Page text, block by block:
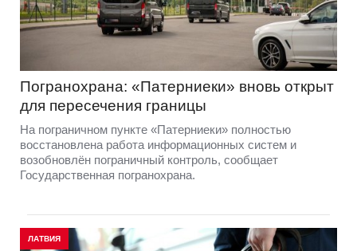
Погранохрана: «Патерниеки» вновь открыт
для пересечения границы
На пограничном пункте «Патерниеки» полностью
восстановлена работа информационных систем и
возобновлён пограничный контроль, сообщает
Государственная погранохрана.
ЛАТВИЯ